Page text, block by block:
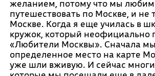
желанием, потому что мы любим
путешествовать по Москве, и не
Москве. Когда я еще училась в
кружок, который неофициально
«Любители Москвы». Сначала
определенное место на карте
уже шли вживую. И сейчас